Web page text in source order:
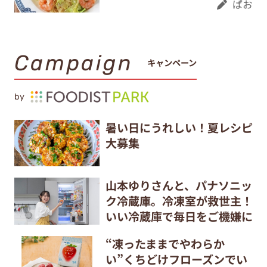
ぱお
Campaign キャンペーン
by
暑い日にうれしい！夏レシピ
大募集
山本ゆりさんと、パナソニッ
ク冷蔵庫。冷凍室が救世主！
いい冷蔵庫で毎日をご機嫌に
“凍ったままでやわらか
い”くちどけフローズンでい